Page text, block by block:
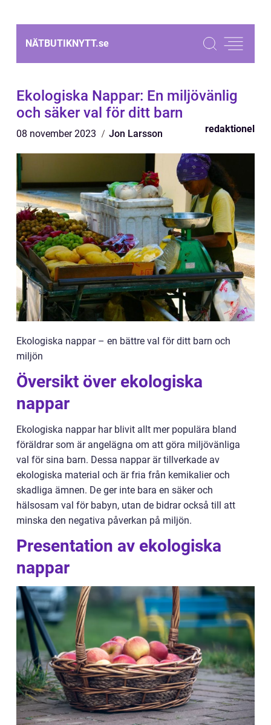
NÄTBUTIKNYTT.se
Ekologiska Nappar: En miljövänlig
och säker val för ditt barn
08 november 2023 Jon Larsson redaktionel
Ekologiska nappar – en bättre val för ditt barn och
miljön
Översikt över ekologiska
nappar
Ekologiska nappar har blivit allt mer populära bland
föräldrar som är angelägna om att göra miljövänliga
val för sina barn. Dessa nappar är tillverkade av
ekologiska material och är fria från kemikalier och
skadliga ämnen. De ger inte bara en säker och
hälsosam val för babyn, utan de bidrar också till att
minska den negativa påverkan på miljön.
Presentation av ekologiska
nappar